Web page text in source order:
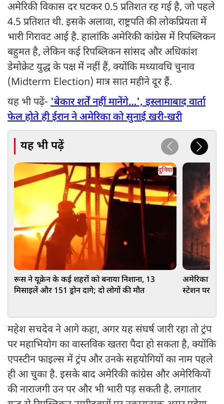
अमेरिकी विकास दर घटकर 0.5 प्रतिशत रह गई है, जो पहले
4.5 प्रतिशत थी. इसके अलावा, राष्ट्रपति की लोकप्रियता में
भारी गिरावट आई है. हालांकि अमेरिकी कांग्रेस में रिपब्लिकन
बहुमत है, लेकिन कई रिपब्लिकन सांसद और अधिकांश
डेमोक्रेट युद्ध के पक्ष में नहीं हैं, क्योंकि मध्यावधि चुनाव
(Midterm Election) मात्र सात महीने दूर हैं.
यह भी पढ़ें- 'बेकार शर्तें नहीं मानेंगे…', इस्लामाबाद वार्ता
फेल होते ही ईरान ने अमेरिका को सुनाई खरी-खरी
यह भी पढ़ें
दुनिया
रूस ने यूक्रेन के कई शहरों को बनाया निशाना, 13
मिसाइलें और 151 ड्रोन दागे; दो लोगों की मौत
अमेरिका का
स्टेशन पर
महेश सचदेव ने आगे कहा, अगर यह संघर्ष जारी रहा तो ट्रंप
पर महाभियोग का वास्तविक खतरा पैदा हो सकता है, क्योंकि
एपस्टीन फाइल्स में ट्रंप और उनके सहयोगियों का नाम पहले
ही आ चुका है. इसके बाद अमेरिकी कांग्रेस और अमेरिकियों
की नाराजगी उन पर और भी भारी पड़ सकती है. लगातार